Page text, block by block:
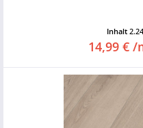
Inhalt
14,99 € /